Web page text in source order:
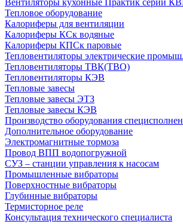
Вентиляторы кухонные Практик серии
Тепловое оборудование
Калориферы для вентиляции
Калориферы КСк водяные
Калориферы КПСк паровые
Тепловентиляторы электрические
Тепловентиляторы ТВК(ТВО)
Тепловентиляторы КЭВ
Тепловые завесы
Тепловые завесы ЭТЗ
Тепловые завесы КЭВ
Производство оборудования
Дополнительное оборудование
Электромагнитные тормоза
Провод ВПП водопогружной
СУЗ – станции управления к насосам
Промышленные вибраторы
Поверхностные вибраторы
Глубинные вибраторы
Термисторное реле
Консультация технического специалиста